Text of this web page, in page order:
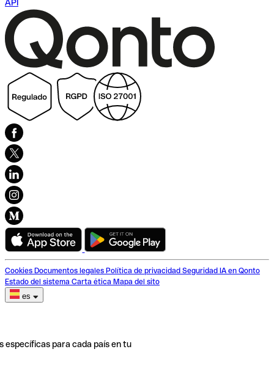
API
Cookies Documentos legales Política de privacidad Seguridad IA en Qonto
Estado del sistema Carta ética Mapa del sito
es
específicas para cada país en tu